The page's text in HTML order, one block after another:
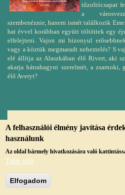
tűzoltócsapat
a
szembenéznie, hanem ismét találkozik
hat évvel korábban együtt töltöttek egy
elfelejteni. Vajon mi bizonyul
vagy a köztük megmaradt neheztelés? S
elé állítja az Alaszkában élő Rivert, aki
akarja hátrahagyni szerelmét, a zsarnoki,
élő Averyt?
© Copyright, 2019, jmvk.papa.hu
A felhasználói élmény javítása
használunk
Az oldal bármely hivatkozására való
Több infó
Elfogadom